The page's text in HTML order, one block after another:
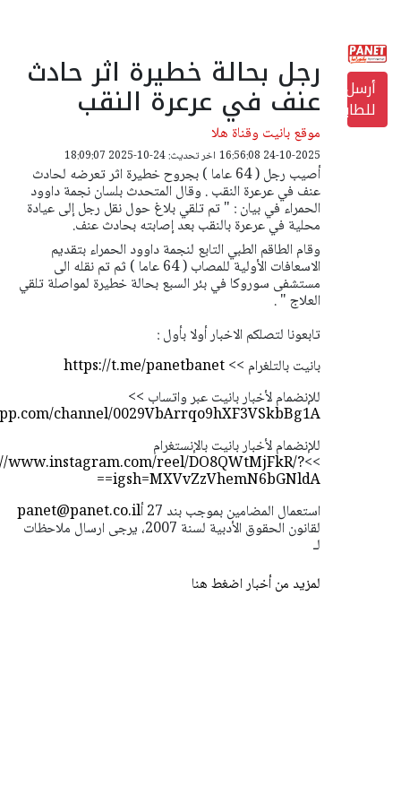
أرسل
للطابعة
رجل بحالة خطيرة اثر حادث
عنف في عرعرة النقب
موقع بانيت وقناة هلا
24-10-2025 16:56:08 اخر تحديث: 24-10-2025 18:09:07
أصيب رجل ( 64 عاما ) بجروح خطيرة اثر تعرضه لحادث
عنف في عرعرة النقب . وقال المتحدث بلسان نجمة داوود
الحمراء في بيان : " تم تلقي بلاغ حول نقل رجل إلى عيادة
محلية في عرعرة بالنقب بعد إصابته بحادث عنف.
وقام الطاقم الطبي التابع لنجمة داوود الحمراء بتقديم
الاسعافات الأولية للمصاب ( 64 عاما ) ثم تم نقله الى
مستشفى سوروكا في بئر السبع بحالة خطيرة لمواصلة تلقي
العلاج " .
تابعونا لتصلكم الاخبار أولا بأول :
بانيت بالتلغرام >>https://t.me/panetbanet
للإنضمام لأخبار بانيت عبر واتساب >>
channel/0029VbArrqo9hXF3VSkbBg1A
للإنضمام لأخبار بانيت بالإنستغرام
>>
www.instagram.com/reel/DO8QWtMjFkR/?
igsh=MXVvZzVhemN6bGNldA==
panet@panet.co.ilاستعمال المضامين بموجب بند 27 أ
لقانون الحقوق الأدبية لسنة 2007، يرجى ارسال ملاحظات
لـ
لمزيد من أخبار اضغط هنا